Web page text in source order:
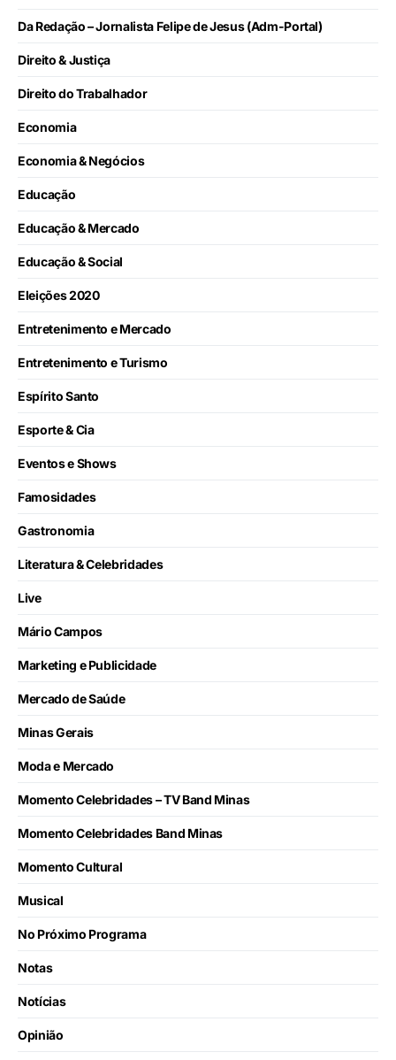
Da Redação – Jornalista Felipe de Jesus (Adm-Portal)
Direito & Justiça
Direito do Trabalhador
Economia
Economia & Negócios
Educação
Educação & Mercado
Educação & Social
Eleições 2020
Entretenimento e Mercado
Entretenimento e Turismo
Espírito Santo
Esporte & Cia
Eventos e Shows
Famosidades
Gastronomia
Literatura & Celebridades
Live
Mário Campos
Marketing e Publicidade
Mercado de Saúde
Minas Gerais
Moda e Mercado
Momento Celebridades – TV Band Minas
Momento Celebridades Band Minas
Momento Cultural
Musical
No Próximo Programa
Notas
Notícias
Opinião